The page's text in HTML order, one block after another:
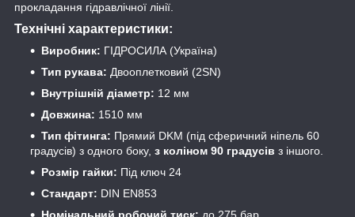
прокладання гідравлічної лінії.
Технічні характеристики:
Виробник: ГІДРОСИЛА (Україна)
Тип рукава: Двооплетковий (2SN)
Внутрішній діаметр: 12 мм
Довжина: 1510 мм
Тип фітинга: Прямий DKM (під сферичний ніпель 60
градусів) з одного боку, з коліном 90 градусів з іншого.
Розмір гайки: Під ключ 24
Стандарт: DIN EN853